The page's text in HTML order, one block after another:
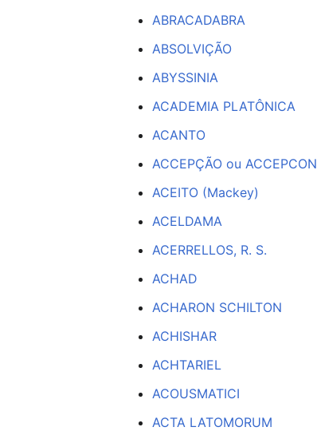
ABRACADABRA
ABSOLVIÇÃO
ABYSSINIA
ACADEMIA PLATÔNICA
ACANTO
ACCEPÇÃO ou ACCEPCON
ACEITO (Mackey)
ACELDAMA
ACERRELLOS, R. S.
ACHAD
ACHARON SCHILTON
ACHISHAR
ACHTARIEL
ACOUSMATICI
ACTA LATOMORUM